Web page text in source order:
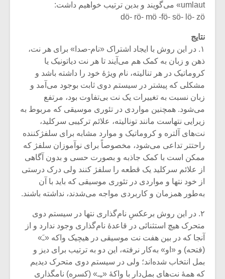
umlaut» می‌گویند و بدین ترتیب خواهیم داشت:
dö- rö- mö -fö- sö- lö- zö
نتایج
۱. در این روش با ایجاد اشتراک «نام-صدا» برای هر نت،
ذهن و زبان به کمک هم می‌آیند تا هر نت دیاتونیک یا
کروماتیک در هر تنالیته، نام ویژۀ خود را داشته باشد و
مشکلی که پیشتر در سیستم دوی ثابت بوجود می‌آمد و
زبان نسبت به تغییرات یک نت بی‌تفاوت بود، مرتفع
می‌شود. همچنین مواردی در تئوری موسیقی که مربوط به
زیرایی نتهاست مانند تونالیته، علائم ترکیبی سرکلید،
نت‌های آلتره و کروماتیک و موارد مشابه برای سلفژکننده
راحتتر تداعی می‌شود، مخصوصاً برای نوآموزان سلفژ که
ممکن است با کمک جاذبه و بصورت حسی و بدون آگاهی
از علائم سرکلید یک قطعه را سلفژ کنند ولی درک درستی
از خود نتها و مواردی در تئوری موسیقی که باید با آن
به‌طور همزمان و کاربردی مواجه می‌شدند، نداشته باشند.
۲. در این روش برعکسِ نام‌گذاری نتها در سیستم دوی
متحرک هیچ استثنائی در قاعدۀ نام‌گذاری وجود ندارد و از
آنجا که در بین هفت نت موسیقی در هیچیک واکه «ـَ»
(فتحه) و «او» به‌کار نرفته، این دو به ترتیب برای دیز و
بمل انتخاب شده‌اند؛ ولی در سیستم دوی متحرک دیدیم
که همۀ نت‌های بمل‌دار با واکۀ «ـِـ» (کسره) نامگذاری
اگر نمی توانی
مشهورترین باشی،